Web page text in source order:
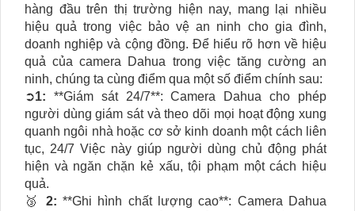
hàng đầu trên thị trường hiện nay, mang lại nhiều
hiệu quả trong việc bảo vệ an ninh cho gia đình,
doanh nghiệp và cộng đồng. Để hiểu rõ hơn về hiệu
quả của camera Dahua trong việc tăng cường an
ninh, chúng ta cùng điểm qua một số điểm chính sau:
➲1: **Giám sát 24/7**: Camera Dahua cho phép
người dùng giám sát và theo dõi mọi hoạt động xung
quanh ngôi nhà hoặc cơ sở kinh doanh một cách liên
tục, 24/7 Việc này giúp người dùng chủ động phát
hiện và ngăn chặn kẻ xấu, tội phạm một cách hiệu
quả.
🥉 2: **Ghi hình chất lượng cao**: Camera Dahua